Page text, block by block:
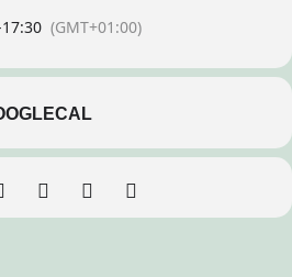
17:30 (GMT+01:00)